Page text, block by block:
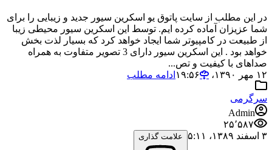
در این مطلب از سایت پاتوق یو اسکرین سیور جدید و زیبایی را برای
شما عزیزان آماده کرده ایم. توسط این اسکرین سیور محیطی زیبا
از طبیعت در کامپیوتر شما ایجاد خواهد کرد که بسیار لذت بخش
خواهد بود . این اسکرین سیور دارای 3 تصویر متفاوت به همراه
صداهای با کیفیت و تص...
۱۲ مهر ۱۳۹۰،‏ ۱۹:۵۶
ادامه مطلب
سرگرمی
Admin
۲۵٬۵۸۷
۳ اسفند ۱۳۸۹،‏ ۵:۱۱
علامت گذاری